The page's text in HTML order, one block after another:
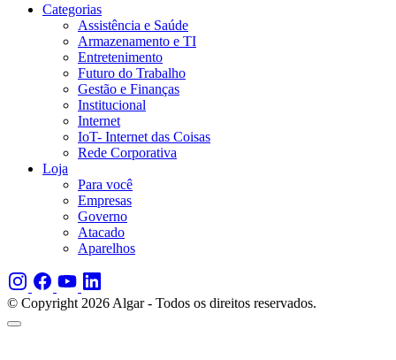
Categorias
Assistência e Saúde
Armazenamento e TI
Entretenimento
Futuro do Trabalho
Gestão e Finanças
Institucional
Internet
IoT- Internet das Coisas
Rede Corporativa
Loja
Para você
Empresas
Governo
Atacado
Aparelhos
© Copyright 2026 Algar - Todos os direitos reservados.